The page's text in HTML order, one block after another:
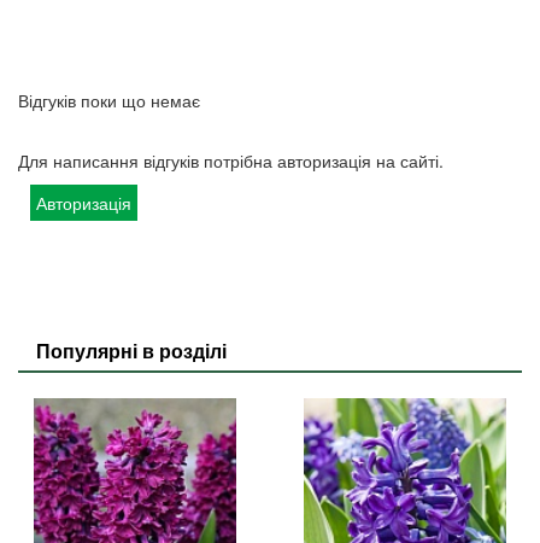
Відгуків поки що немає
Для написання відгуків потрібна авторизація на сайті.
Авторизація
Популярні в розділі